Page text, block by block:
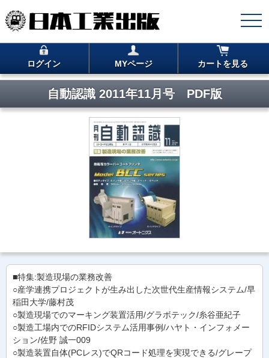
ログイン MYページ カートを見る
自動認識 2011年11月号 PDF版
■特集:製造現場の業務改善
○産学連携プロジェクトが生み出した次世代生産情報システム/早
稲田大学/藤村茂
○製造現場でのマーキング装置活用/グラボテック/糸谷亜紀子
○製造工場内でのRFIDシステム活用事例/ハヤト・インフォメー
ション/佐野 誠一009
○製造装置自体(PCレス)でQRコード処理を実現できる/グレープ